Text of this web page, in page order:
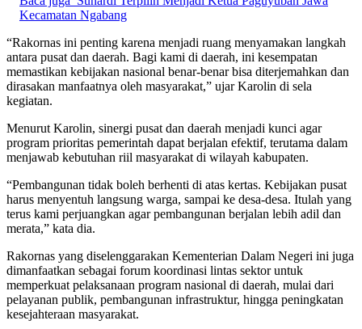
Kecamatan Ngabang
“Rakornas ini penting karena menjadi ruang menyamakan langkah
antara pusat dan daerah. Bagi kami di daerah, ini kesempatan
memastikan kebijakan nasional benar-benar bisa diterjemahkan dan
dirasakan manfaatnya oleh masyarakat,” ujar Karolin di sela
kegiatan.
Menurut Karolin, sinergi pusat dan daerah menjadi kunci agar
program prioritas pemerintah dapat berjalan efektif, terutama dalam
menjawab kebutuhan riil masyarakat di wilayah kabupaten.
“Pembangunan tidak boleh berhenti di atas kertas. Kebijakan pusat
harus menyentuh langsung warga, sampai ke desa-desa. Itulah yang
terus kami perjuangkan agar pembangunan berjalan lebih adil dan
merata,” kata dia.
Rakornas yang diselenggarakan Kementerian Dalam Negeri ini juga
dimanfaatkan sebagai forum koordinasi lintas sektor untuk
memperkuat pelaksanaan program nasional di daerah, mulai dari
pelayanan publik, pembangunan infrastruktur, hingga peningkatan
kesejahteraan masyarakat.